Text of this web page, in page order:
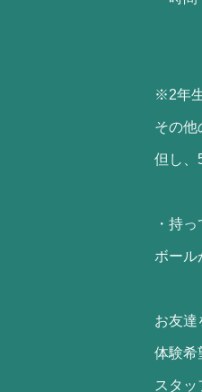
23
※2年
その他
但し、
・持
ボール
お友達
体験希
スタッ